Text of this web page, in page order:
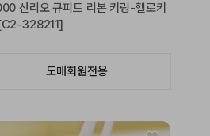
산리오 큐피트 리본 키링-헬로키
328211]
도매회원전용